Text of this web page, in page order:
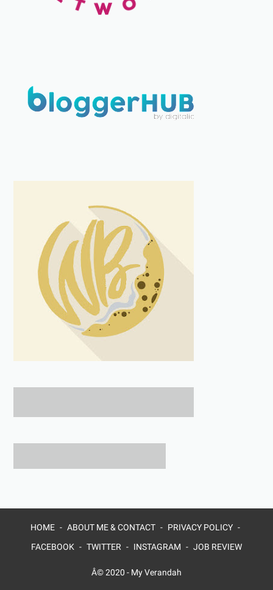
HOME ABOUT ME & CONTACT
PRIVACY POLICY
FACEBOOK
TWITTER INSTAGRAM JOB REVIEW
Â© 2020 - My Verandah